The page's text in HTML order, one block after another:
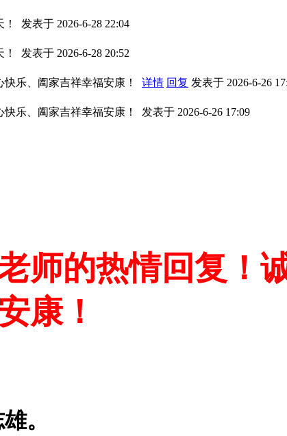
！ 发表于 2026-6-28 22:04
！ 发表于 2026-6-28 20:52
乐、阖家吉祥幸福安康！ 详情 回复 发表于 2026-6-26
乐、阖家吉祥幸福安康！ 发表于 2026-6-26 17:09
师的热情回复！
康！
。